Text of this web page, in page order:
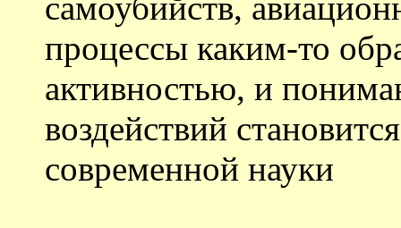
процессы каким-то
активностью, и
воздействий
современной науки